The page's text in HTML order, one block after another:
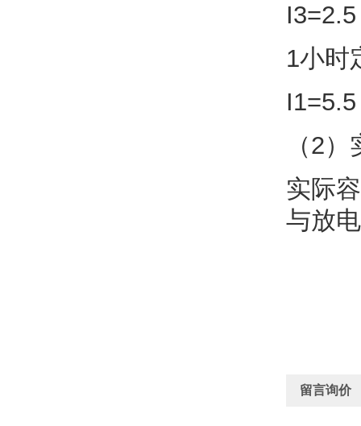
1小时
（2
实际
与放
留言询价